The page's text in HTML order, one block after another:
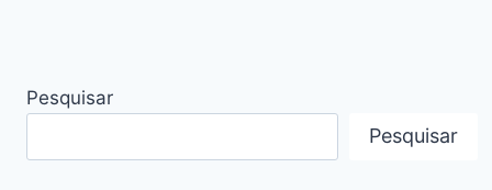
Pesquisar
Pesquisar